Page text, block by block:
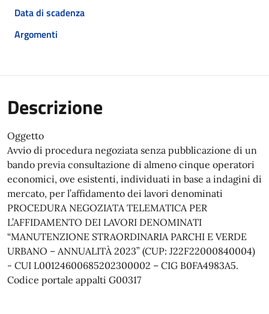
Data di scadenza
Argomenti
Descrizione
Oggetto
Avvio di procedura negoziata senza pubblicazione di un
bando previa consultazione di almeno cinque operatori
economici, ove esistenti, individuati in base a indagini di
mercato, per l’affidamento dei lavori denominati
PROCEDURA NEGOZIATA TELEMATICA PER
L’AFFIDAMENTO DEI LAVORI DENOMINATI
“MANUTENZIONE STRAORDINARIA PARCHI E VERDE
URBANO – ANNUALITÀ 2023” (CUP: J22F22000840004)
- CUI L00124600685202300002 – CIG B0FA4983A5.
Codice portale appalti G00317